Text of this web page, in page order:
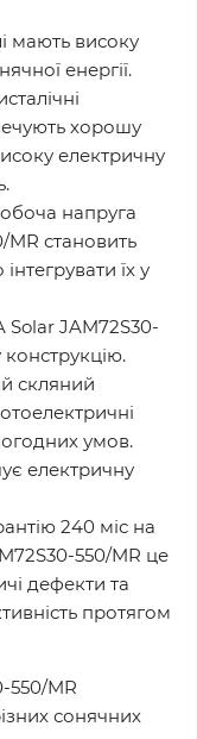
мають високу
енергії.
хорошу
електричну
напруга
MR становить
їх у
Solar JAM72S30-
скляний
умов.
електричну
240 міс на
550/MR це
дефекти та
протягом
550/MR
сонячних